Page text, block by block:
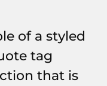
of a styled
tag
that is